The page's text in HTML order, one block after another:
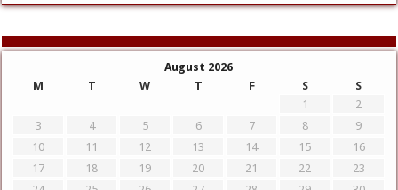
August 2026
M
T W T F S
S
1
2
3
4 5 6 7 8
9
10
11 12 13 14 15
16
17
18 19 20 21 22
23